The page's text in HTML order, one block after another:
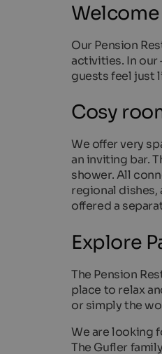
Our Pension
activities. In our
guests feel just
Cosy
We offer very
an inviting bar.
shower. All
regional dishes,
offered a
Explore
The Pension
place to relax
or simply the
We are looking
The Gufler family